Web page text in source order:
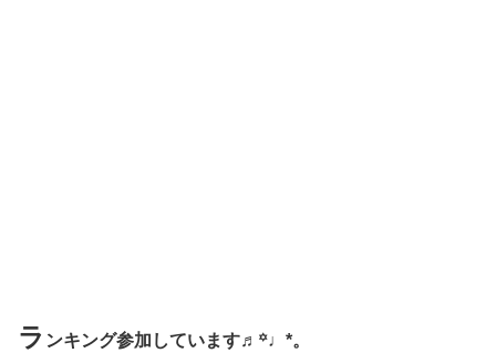
ラ ンキング参加しています♬꙳♩*。